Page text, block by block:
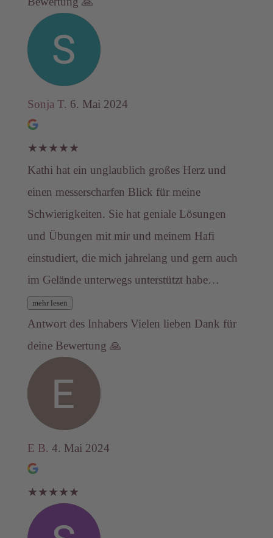
Sonja T. 6. Mai 2024
★★★★★
Kathi hat ein unglaublich großes Herz und
einen messerscharfen Blick für meine
Schwierigkeiten. Sie hat geniale Lösungen
und Übungen mit mir und meinem Hafi
einstudiert, die mich jahrelang und gern auch
im Gelände unterwegs unterstützt habe…
mehr lesen
Antwort des Inhabers Vielen lieben Dank für
deine Bewertung 🙏
E B. 4. Mai 2024
★★★★★